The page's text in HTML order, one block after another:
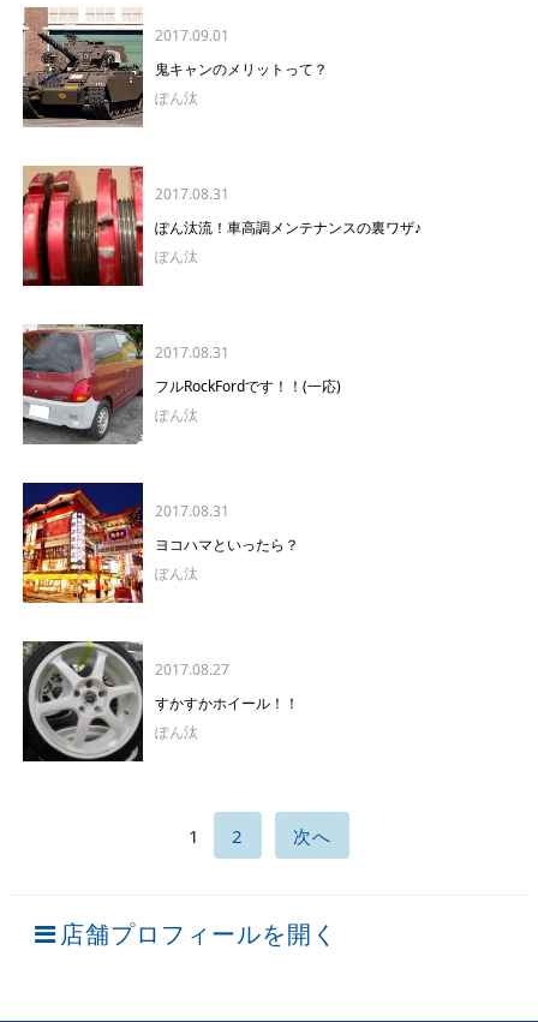
2017.09.01
鬼キャンのメリットって？
ぽん汰
2017.08.31
ぽん汰流！車高調メンテナンスの裏ワザ♪
ぽん汰
2017.08.31
フルRockFordです！！(一応)
ぽん汰
2017.08.31
ヨコハマといったら？
ぽん汰
2017.08.27
すかすかホイール！！
ぽん汰
1 2 次へ
店舗プロフィールを開く